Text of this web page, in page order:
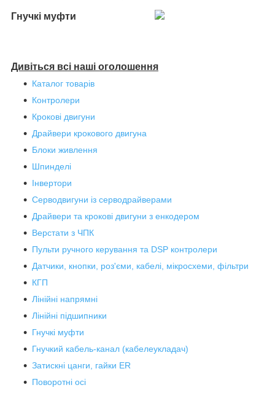
Гнучкі муфти
Дивіться всі наші оголошення
Каталог товарів
Контролери
Крокові двигуни
Драйвери крокового двигуна
Блоки живлення
Шпинделі
Інвертори
Серводвигуни із серводрайверами
Драйвери та крокові двигуни з енкодером
Верстати з ЧПК
Пульти ручного керування та DSP контролери
Датчики, кнопки, роз'єми, кабелі, мікросхеми, фільтри
КГП
Лінійні напрямні
Лінійні підшипники
Гнучкі муфти
Гнучкий кабель-канал (кабелеукладач)
Затискні цанги, гайки ER
Поворотні осі